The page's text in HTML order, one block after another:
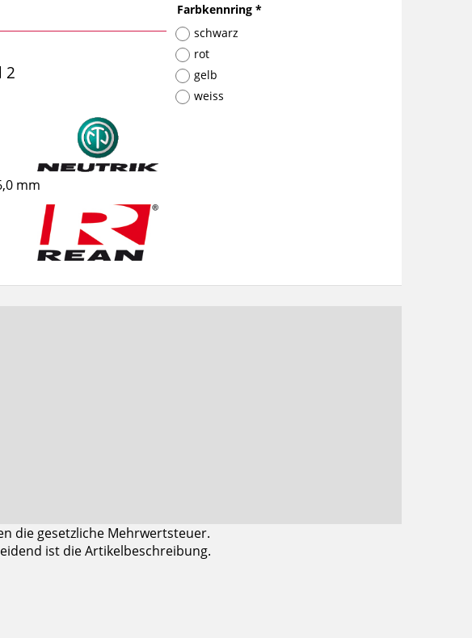
Farbkennring *
schwarz
rot
gelb
weiss
2
mm
die gesetzliche Mehrwertsteuer.
ist die Artikelbeschreibung.